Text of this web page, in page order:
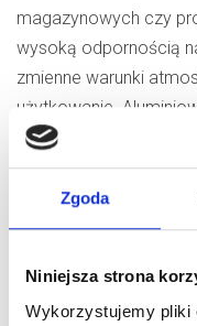
Zgoda
Niniejsza strona
Wykorzystujemy pliki
magazynowych czy
wysoką odpornością
zmienne warunki
użytkowanie.
konserwację, a ich
nowoczesnym
doskonałą izolację
komfort użytkowania.
wymagania nawet